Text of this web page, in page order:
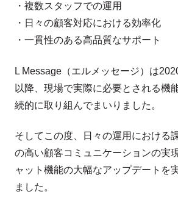
・複数スタッフでの運用
・日々の顧客対応における効率化
・一貫性のある高品質なサポート
L Message（エルメッセージ）は
以降、現場で実際に必要とされる機
続的に取り組んでまいりました。
そしてこの度、日々の運用における
の高い顧客コミュニケーションの実
ャット機能の大幅なアップデートを
ました。